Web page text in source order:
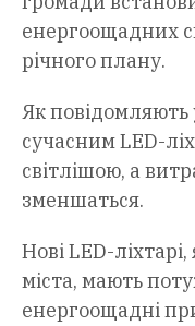
енергоощадних
річного плану.
Як повідомляють
сучасним LED-
світлішою, а
зменшаться.
Нові LED-
міста, мають
енергоощадні